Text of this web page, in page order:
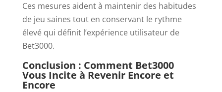
Ces mesures aident à maintenir des habitudes
de jeu saines tout en conservant le rythme
élevé qui définit l’expérience utilisateur de
Bet3000.
Conclusion : Comment Bet3000
Vous Incite à Revenir Encore et
Encore